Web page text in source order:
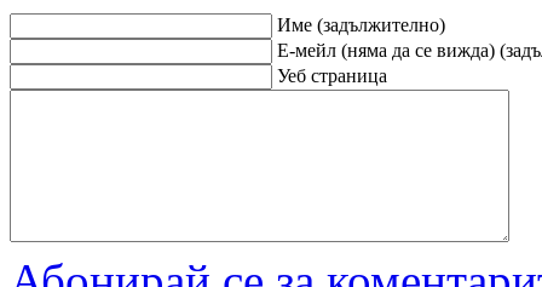
Име (задължително)
Е-мейл (няма да се вижда)
Уеб страница